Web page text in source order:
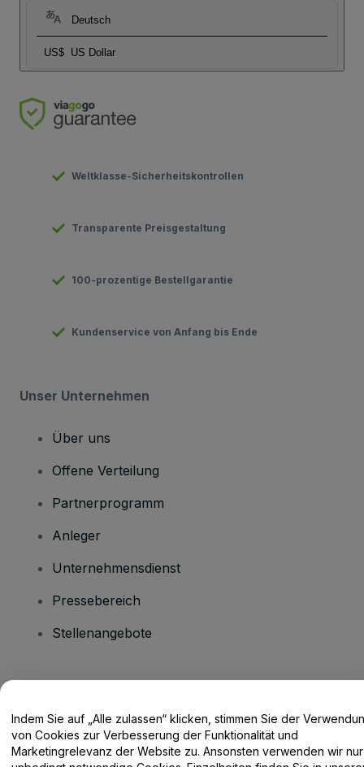
Deutsch
US$ US Dollar
Weltklasse-Sicherheitskontrollen
Transparente Preisgestaltung
100-prozentige Bestellgarantie
Kundenservice von Anfang bis Ende
Unser Unternehmen
Über uns
Offene Verteilung
Partnerprogramm
Anleger
Unternehmensdienst
Pressebereich
Stellenangebote
Hilfe-Center / Kontakt
Indem Sie auf „Alle zulassen“ klicken, stimmen Sie der
von Cookies zur Verbesserung der Funktionalität und
Marketingrelevanz der Website zu. Ansonsten verwenden wir nur